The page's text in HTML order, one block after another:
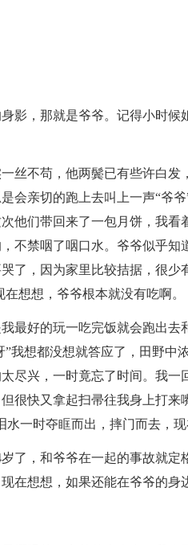
影，那就是爷爷。记得小时候
丝不苟，他两鬓已有些许白发
会亲切的跑上去叫上一声“爷
他们带回来了一包月饼，我看
不禁咽了咽口水。爷爷似乎知
了，因为家里比较拮据，很少
想想，爷爷根本就没有吃啊。
最好的玩一吃完饭就会跑出去
”我想都没想就答应了，田野中
尽兴，一时竟忘了时间。我一
很快又拿起扫帚往我身上打来
一时夺眶而出，摔门而去，
了，和爷爷在一起的事故就定
在想想，如果还能在爷爷的身